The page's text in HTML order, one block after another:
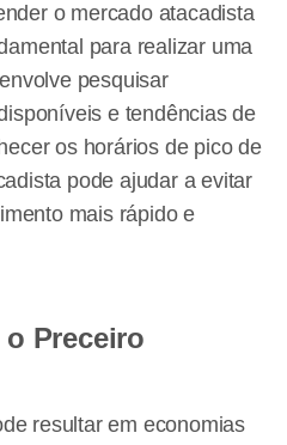
o mercado atacadista
para realizar uma
pesquisar
e tendências de
os horários de pico de
pode ajudar a evitar
mais rápido e
Preceiro
resultar em economias